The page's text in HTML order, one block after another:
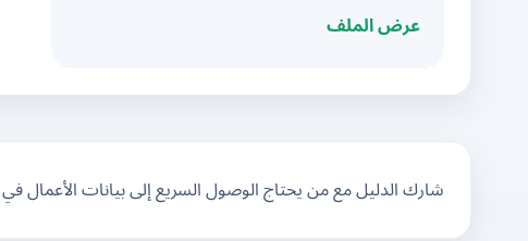
عرض الملف
شارك الدليل مع من يحتاج الوصول السريع إلى بيانات الأعمال